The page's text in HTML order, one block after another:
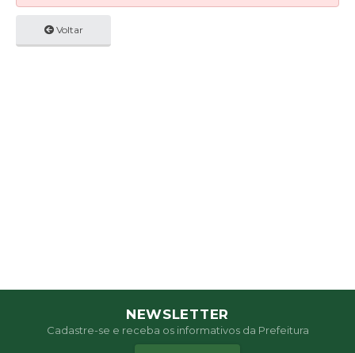
Voltar
NEWSLETTER
Cadastre-se e receba os informativos da Prefeitura